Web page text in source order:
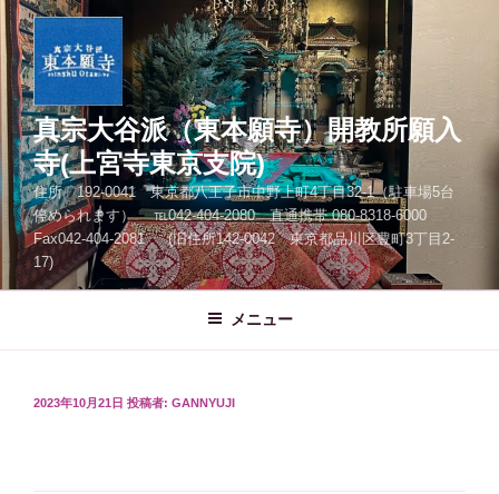
コ
ン
テ
ン
へ
ス
キ
ッ
プ
真宗大谷派（東本願寺）開教所願入
寺(上宮寺東京支院)
住所 192-0041 東京都八王子市中野上町4丁目32-1（駐車場5台
停められます） ℡042-404-2080 直通携帯 080-8318-6000
Fax042-404-2081 (旧住所142-0042 東京都品川区豊町3丁目2-
17)
メニュー
投
2023年10月21日 投稿者: GANNYUJI